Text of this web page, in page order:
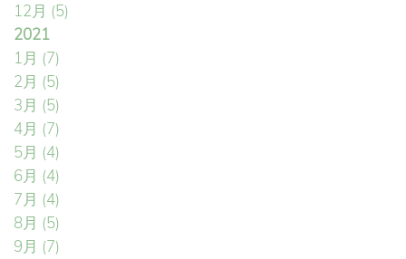
12月 (5)
2021
1月 (7)
2月 (5)
3月 (5)
4月 (7)
5月 (4)
6月 (4)
7月 (4)
8月 (5)
9月 (7)